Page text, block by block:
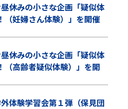
休みの小さな企画「疑似体
（妊婦さん体験）」を開催
休みの小さな企画「疑似体
（高齢者疑似体験）」を開
体験学習会第１弾（保見団